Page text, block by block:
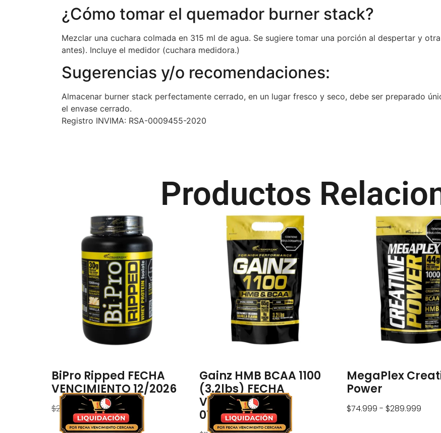
¿Cómo tomar el quemador burner stack?
Mezclar una cuchara colmada en 315 ml de agua. Se sugiere tomar una porción al despertar y
antes). Incluye el medidor (cuchara medidora.)
Sugerencias y/o recomendaciones:
Almacenar burner stack perfectamente cerrado, en un lugar fresco y seco, debe ser preparado
el envase cerrado.
Registro INVIMA: RSA-0009455-2020
Productos
BiPro Ripped FECHA
VENCIMIENTO 12/2026
$249.900 $159.999
Gainz HMB BCAA 1100
(3.2lbs) FECHA
VENCIMIENTO
01/02/2027
MegaPlex
Power
$74.999 - $289.999